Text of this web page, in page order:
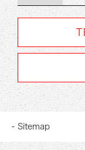
- Sitemap